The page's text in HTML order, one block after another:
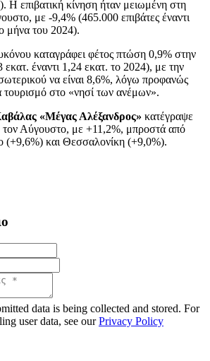
Η επιβατική κίνηση ήταν μειωμένη στη
με -9,4% (465.000 επιβάτες έναντι
μήνα του 2024).
καταγράφει φέτος πτώση 0,9% στην
εκατ. έναντι 1,24 εκατ. το 2024), με την
να είναι 8,6%, λόγω προφανώς
στο «νησί των ανέμων».
«Μέγας Αλέξανδρος» κατέγραψε
τον Αύγουστο, με +11,2%, μπροστά από
(+9,6%) και Θεσσαλονίκη (+9,0%).
data is being collected and stored. For
user data, see ourPrivacy Policy